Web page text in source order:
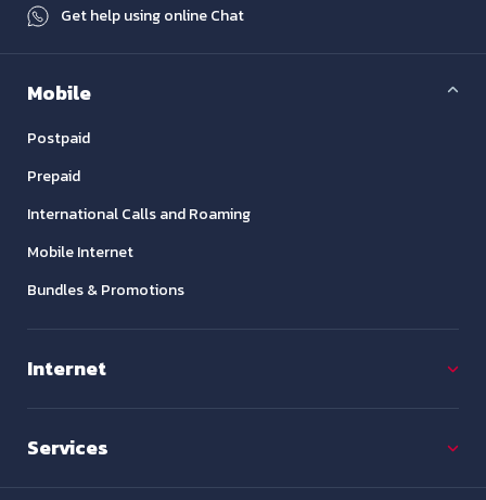
Get help using online Chat
Mobile
Postpaid
Prepaid
International Calls and Roaming
Mobile Internet
Bundles & Promotions
Internet
Services